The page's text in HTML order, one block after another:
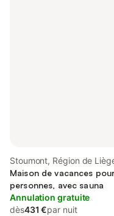
Stoumont, Région de
Maison de vacances
personnes, avec sauna
Annulation gratuite
dès431 €par nuit